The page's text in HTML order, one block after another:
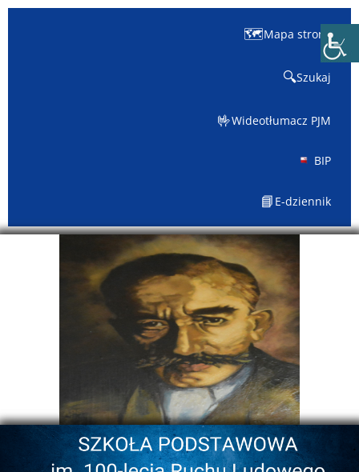
🗺️Mapa strony
🔍Szukaj
🤟Wideotłumacz PJM
BIP
📘 E-dziennik